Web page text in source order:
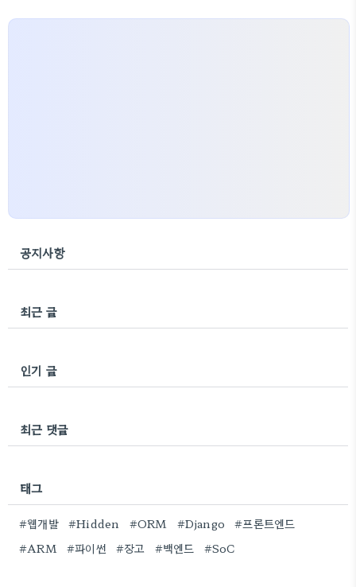
공지사항
최근 글
인기 글
최근 댓글
태그
#웹개발 #Hidden #ORM #Django
#프론트엔드
#ARM
#파이썬 #장고 #백엔드 #SoC